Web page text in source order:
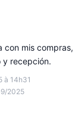
à 14h31
2025
con mis
y recepción.